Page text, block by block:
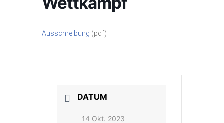
Ausschreibung (pdf)
DATUM
14 Okt. 2023